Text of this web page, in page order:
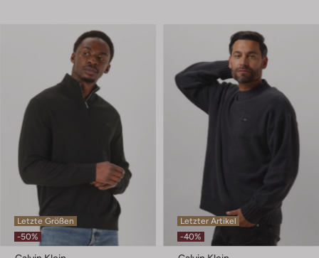
Letzte Größen
-50%
Letzter Artikel
-40%